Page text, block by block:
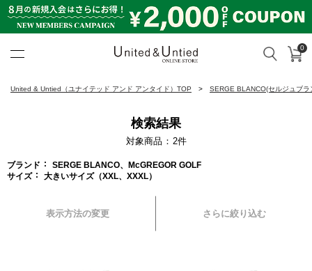
検索 カ
0
United & Untied（ユナイテッド アンド アンタイド）TOP SERGE BLANCO(セルジュブ
検索結果
対象商品 2件
ブランド
SERGE BLANCO、McGREGOR GOLF
サイズ
大きいサイズ（XXL、XXXL）
表示方法の変更 さらに絞り込む